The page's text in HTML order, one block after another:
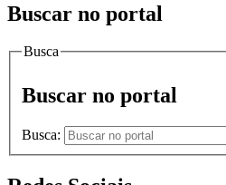
Buscar no portal
Busca
Buscar no portal
Busca: